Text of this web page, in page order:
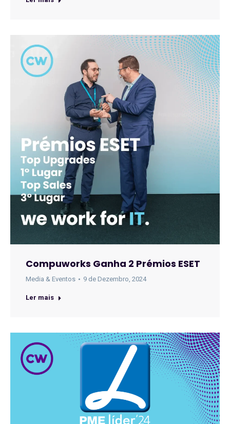
Compuworks Ganha 2 Prémios ESET
Media & Eventos 9 de Dezembro, 2024
Ler mais